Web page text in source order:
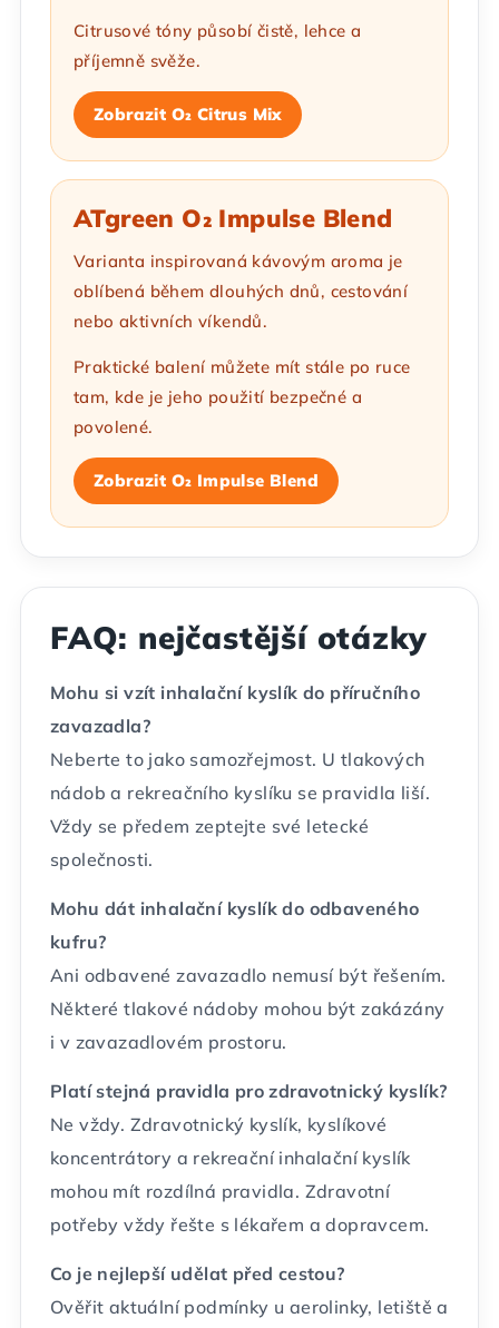
Citrusové tóny působí čistě, lehce a
příjemně svěže.
Zobrazit O₂ Citrus Mix
ATgreen O₂ Impulse Blend
Varianta inspirovaná kávovým aroma je
oblíbená během dlouhých dnů, cestování
nebo aktivních víkendů.
Praktické balení můžete mít stále po ruce
tam, kde je jeho použití bezpečné a
povolené.
Zobrazit O₂ Impulse Blend
FAQ: nejčastější otázky
Mohu si vzít inhalační kyslík do příručního
zavazadla?
Neberte to jako samozřejmost. U tlakových
nádob a rekreačního kyslíku se pravidla liší.
Vždy se předem zeptejte své letecké
společnosti.
Mohu dát inhalační kyslík do odbaveného
kufru?
Ani odbavené zavazadlo nemusí být řešením.
Některé tlakové nádoby mohou být zakázány
i v zavazadlovém prostoru.
Platí stejná pravidla pro zdravotnický kyslík?
Ne vždy. Zdravotnický kyslík, kyslíkové
koncentrátory a rekreační inhalační kyslík
mohou mít rozdílná pravidla. Zdravotní
potřeby vždy řešte s lékařem a dopravcem.
Co je nejlepší udělat před cestou?
Ověřit aktuální podmínky u aerolinky, letiště a